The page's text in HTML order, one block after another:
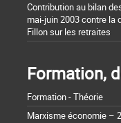
Contribution au bilan
mai-juin 2003 contre la
Fillon sur les retraites
Formation,
Formation - Théorie
Marxisme économie –